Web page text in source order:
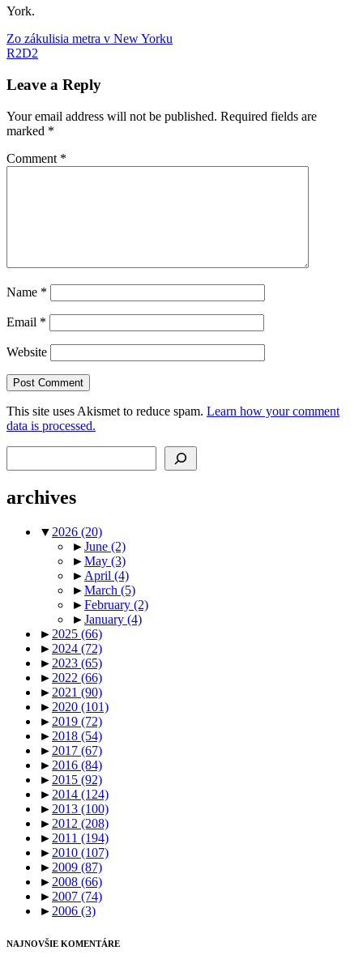
York.
flowershowkvetyMacy'sNew
YorkNew
City
Post
navigation
Previous
Post:
Zo zákulisia metra v New Yorku
Next
R2D2
Leave a Reply
Your email address will not be published. Required fields are
marked *
Comment *
Name *
Email *
Website
This site uses Akismet to reduce spam. Learn how your comment
data is processed.
archives
▼ 2026 (20)
►June (2)
►May (3)
► April (4)
►March (5)
►February (2)
►January (4)
► 2025 (66)
► 2024 (72)
► 2023 (65)
► 2022 (66)
► 2021 (90)
► 2020 (101)
► 2019 (72)
► 2018 (54)
► 2017 (67)
► 2016 (84)
► 2015 (92)
► 2014 (124)
► 2013 (100)
► 2012 (208)
► 2011 (194)
► 2010 (107)
► 2009 (87)
► 2008 (66)
► 2007 (74)
► 2006 (3)
NAJNOVŠIE KOMENTÁRE